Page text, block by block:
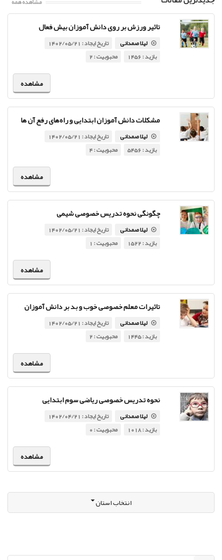
تاثیر ورزش بر روی دانش آموزان بیش فعال
لیلا صمدانی
تاریخ ایجاد : 1402/05/21
بازید : 1456
محبوبیت : 2
مشاهده
مشکلات دانش آموزان ابتدایی و راه‌های رفع آن ها
لیلا صمدانی
تاریخ ایجاد : 1402/05/21
بازید : 5456
محبوبیت : 4
مشاهده
چگونگی نحوه تدریس خصوصی شیمی
لیلا صمدانی
تاریخ ایجاد : 1402/05/21
بازید : 1522
محبوبیت : 1
مشاهده
تاثیرات معلم خصوصی خوب و بد بر دانش آموزان
لیلا صمدانی
تاریخ ایجاد : 1402/05/21
بازید : 1445
محبوبیت : 2
مشاهده
نحوه تدریس خصوصی ریاضی سوم ابتدایی
لیلا صمدانی
تاریخ ایجاد : 1402/04/21
بازید : 1018
محبوبیت : 0
مشاهده
انتخاب استان